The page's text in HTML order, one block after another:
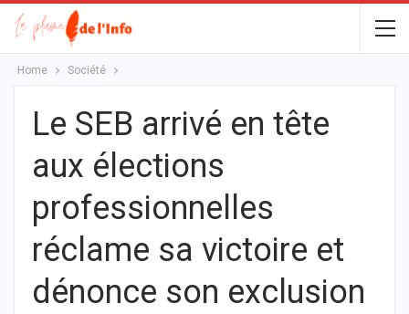
Home Société
Le SEB arrivé en tête
aux élections
professionnelles
réclame sa victoire et
dénonce son exclusion